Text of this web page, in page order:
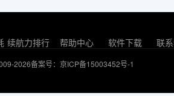
续航力排行 帮助中心 软件下载 联
2026备案号：京ICP备15003452号-1